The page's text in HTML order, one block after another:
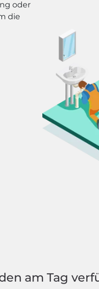
oder
die
am Tag